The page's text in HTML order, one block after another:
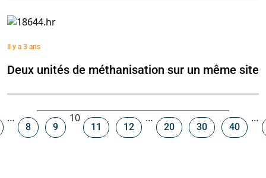
Il y a 3 ans
Deux unités de méthanisation sur un même site
Navigation
dans
…
8 9
10
11 12
…
20 30 40
…